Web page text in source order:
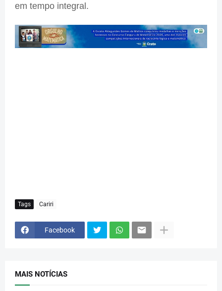
em tempo integral.
Tags Cariri
Facebook
MAIS NOTÍCIAS